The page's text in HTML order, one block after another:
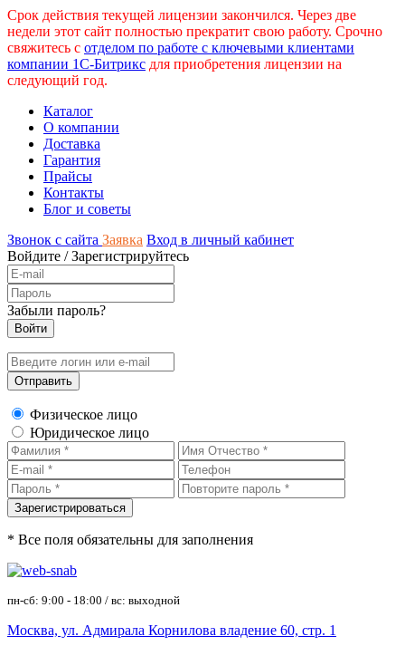
Срок действия текущей лицензии закончился. Через две
недели этот сайт полностью прекратит свою работу. Срочно
свяжитесь с отделом по работе с ключевыми клиентами
компании 1С-Битрикс для приобретения лицензии на
следующий год.
Каталог
О компании
Доставка
Гарантия
Прайсы
Контакты
Блог и советы
Звонок с сайта Заявка Вход в личный кабинет
Войдите /Зарегистрируйтесь
Забыли пароль?
Физическое лицо
Юридическое лицо
* Все поля обязательны для заполнения
пн-сб: 9:00 - 18:00 / вс: выходной
Москва, ул. Адмирала Корнилова владение 60, стр. 1